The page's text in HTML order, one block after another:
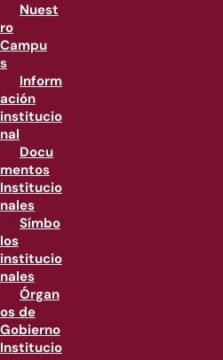
Nuest
ro
Campu
s
Inform
ación
institucio
nal
Docu
mentos
Institucio
nales
Símbo
los
institucio
nales
Órgan
os de
Gobierno
Institucio